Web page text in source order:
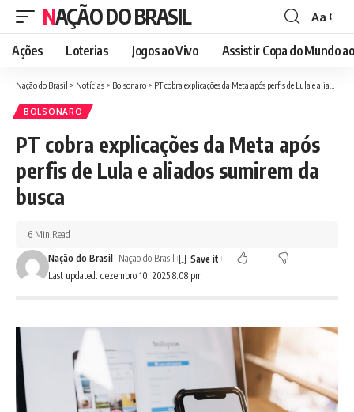
NAÇÃO DO BRASIL
Font
Resizer
Aa
Ações Loterias Jogos ao Vivo Assistir Copa do Mundo
Nação do Brasil > Notícias > Bolsonaro > PT cobra explicações da Meta após perfis de Lula e aliados sumirem da busca
BOLSONARO
PT cobra explicações da Meta após
perfis de Lula e aliados sumirem da
busca
Last updated: dezembro 10, 2025 8:08 pm
Nação do Brasil- Nação do Brasil
6 Min Read